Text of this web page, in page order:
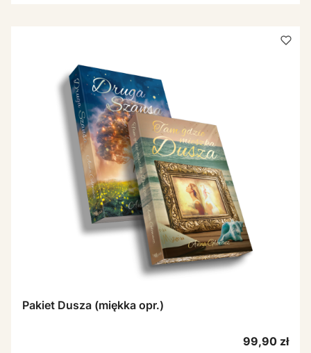
Pakiet Dusza (miękka opr.)
Cena
99,90 zł